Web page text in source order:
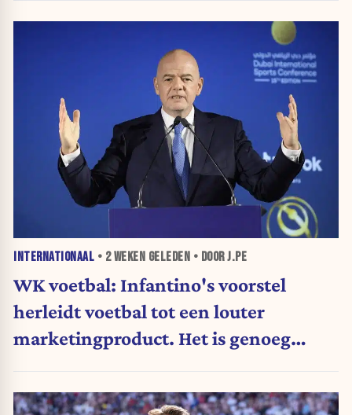
INTERNATIONAAL • 2 WEKEN GELEDEN • DOOR J.PE
WK voetbal: Infantino's voorstel
herleidt voetbal tot een louter
marketingproduct. Het is genoeg